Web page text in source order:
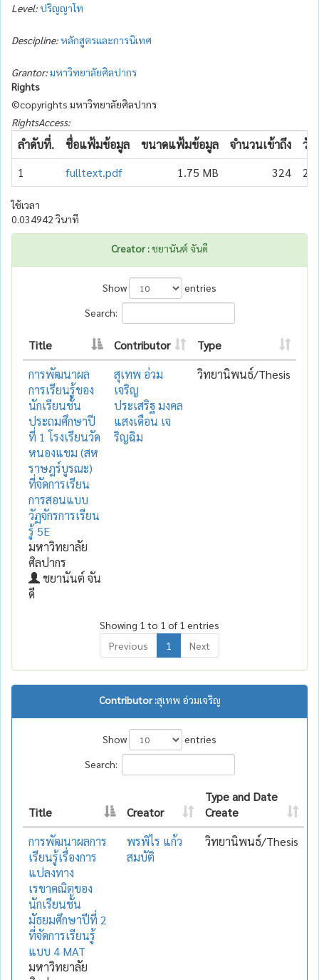
Level:ปริญญาโท
Descipline:หลักสูตรและการนิเทศ
Grantor:มหาวิทยาลัยศิลปากร
Rights
©copyrights มหาวิทยาลัยศิลปากร
RightsAccess:
ลำดับที่. ชื่อแฟ้มข้อมูล ขนาดแฟ้มข้อมูล จำนวนเข้าถึง
วัน
1
fulltext.pdf 1.75 MB 324
ใช้เวลา
0.034942 วินาที
Creator :ชยานันต์ จันดี
Show
entries
Search:
Title Contributor
Type
การพัฒนาผล
การเรียนรู้ของ
นักเรียนชั้น
ประถมศึกษาปี
ที่ 1 โรงเรียนวัด
หนองแขม (สห
ราษฎร์บูรณะ)
ที่จัดการเรียน
การสอนแบบ
วัฏจักรการเรียน
รู้ 5E
มหาวิทยาลัย
ศิลปากร
ชยานันต์ จัน
ดี
สุเทพ อ่วม
เจริญ
ประเสริฐ มงคล
แสงเดือน เจ
ริญฉิม
วิทยานิพนธ์/Thesis
Showing 1 to 1 of 1 entries
Previous
1 Next
Contributor :สุเทพ อ่วมเจริญ
Show
entries
Search:
Title Creator
Type and Date
Create
การพัฒนาผลการ
เรียนรู้เรื่องการ
แปลงทาง
เรขาคณิตของ
นักเรียนชั้น
มัธยมศึกษาปีที่ 2
ที่จัดการเรียนรู้
แบบ 4 MAT
มหาวิทยาลัย
พรพิไร แก้ว
สมบัติ
วิทยานิพนธ์/Thesis